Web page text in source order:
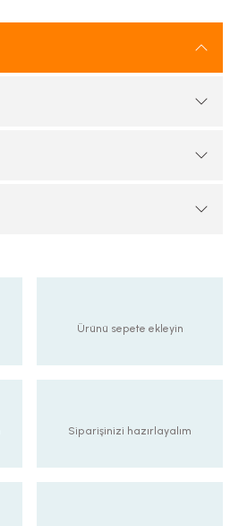
Ürünü sepete ekleyin
Siparişinizi hazırlayalım